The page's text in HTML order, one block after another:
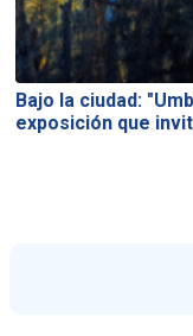
Bajo la ciudad:
exposición que